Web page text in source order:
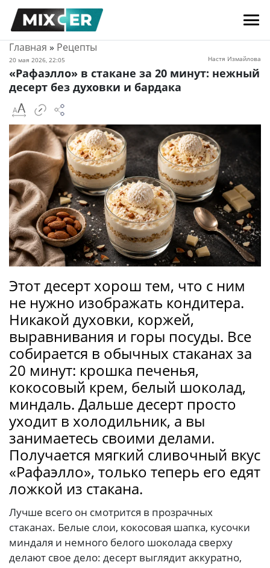
Главная » Рецепты
20 мая 2026, 22:05 Настя Измайлова
«Рафаэлло» в стакане за 20 минут: нежный
десерт без духовки и бардака
Этот десерт хорош тем, что с ним
не нужно изображать кондитера.
Никакой духовки, коржей,
выравнивания и горы посуды. Все
собирается в обычных стаканах за
20 минут: крошка печенья,
кокосовый крем, белый шоколад,
миндаль. Дальше десерт просто
уходит в холодильник, а вы
занимаетесь своими делами.
Получается мягкий сливочный вкус
«Рафаэлло», только теперь его едят
ложкой из стакана.
Лучше всего он смотрится в прозрачных
стаканах. Белые слои, кокосовая шапка, кусочки
миндаля и немного белого шоколада сверху
делают свое дело: десерт выглядит аккуратно,